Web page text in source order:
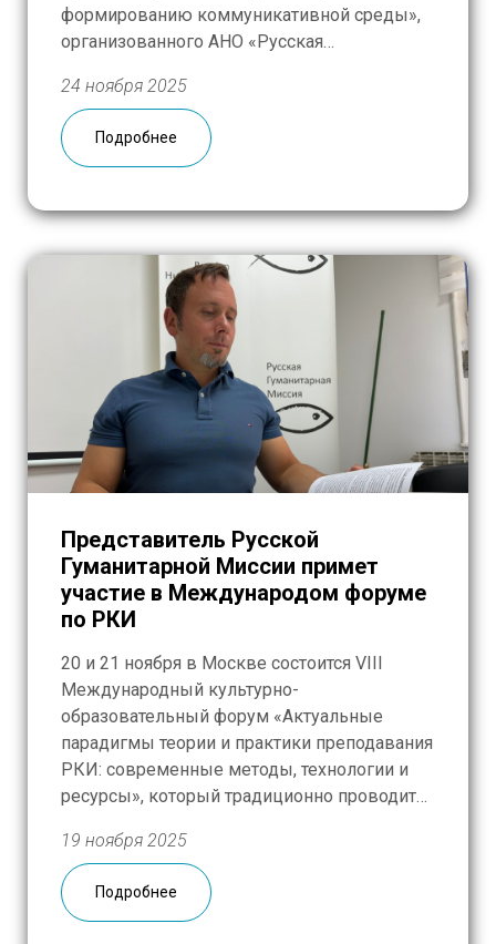
формированию коммуникативной среды»,
организованного АНО «Русская
приглашаются действующие преподаватели
русского языка как иностранного и будущие
учителя, студенты профильных факультетов,
планирующие работать в учебных
рубежом, […]
24 ноября 2025
Подробнее
Представитель Русской
Гуманитарной Миссии примет
участие в Международом форуме
по РКИ
20 и 21 ноября в Москве состоится VIII
Международный культурно-
образовательный форум «Актуальные
парадигмы теории и практики преподавания
РКИ: современные методы, технологии и
ресурсы», который традиционно проводит
В этом году в оргкомитет мероприятия
вошли ведущие специалисты по РКИ –
представители МГУ имени М.В. Ломоносова,
19 ноября 2025
Подробнее